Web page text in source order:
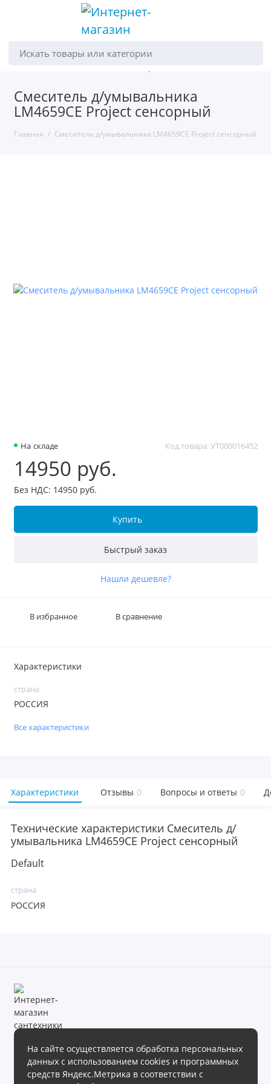
Искать товары или категории
Смеситель д/умывальника
LM4659CE Project сенсорный
Главная Смеситель д/умывальника LM4659CE Project сенсорный
На складе Код товара: УТ000016452
14950 руб.
Без НДС: 14950 руб.
Купить
Быстрый заказ
Нашли дешевле?
В избранное В сравнение
Характеристики
страна
РОССИЯ
Все характеристики
Характеристики Отзывы 0 Вопросы и ответы 0
Технические характеристики Смеситель д/
умывальника LM4659CE Project сенсорный
Default
страна
РОССИЯ
На сайте осуществляется обработка персональных
данных с использованием cookies и программных
средств Яндекс.Метрика в соответствии с
Магазин сантехники «Теплое море» готов предложить своим
клиентам обширный ассортимент продукции в различных